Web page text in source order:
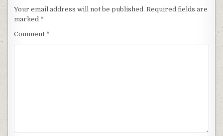
Your email address will not be published. Required fields are
marked *
Comment *